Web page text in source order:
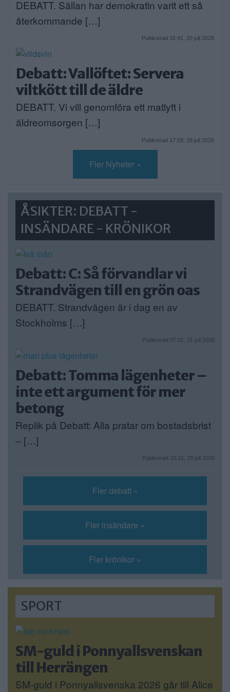
DEBATT. Sällan har demokratin varit ett så
återkommande […]
Publicerad 16:41, 20 juli 2026
Debatt: Vallöftet: Servera
viltkött till de äldre
DEBATT. Vi vill genomföra ett matlyft i
äldreomsorgen […]
Publicerad 17:58, 18 juli 2026
Fler Nyheter »
ÅSIKTER: DEBATT -
INSÄNDARE - KRÖNIKOR
Debatt: C: Så förvandlar vi
Strandvägen till en grön oas
DEBATT. Strandvägen är i dag en av
Stockholms […]
Publicerad 07:01, 31 juli 2026
Debatt: Tomma lägenheter –
inte ett argument för mer
betong
Replik på Debatt: Alla pratar om bostadsbrist
– […]
Publicerad 10:21, 29 juli 2026
Fler debatt »
Fler insändare »
Fler krönikor »
SPORT
SM-guld i Ponnyallsvenskan
till Herrängen
SM-guld i Ponnyallsvenska 2026 går till Alice